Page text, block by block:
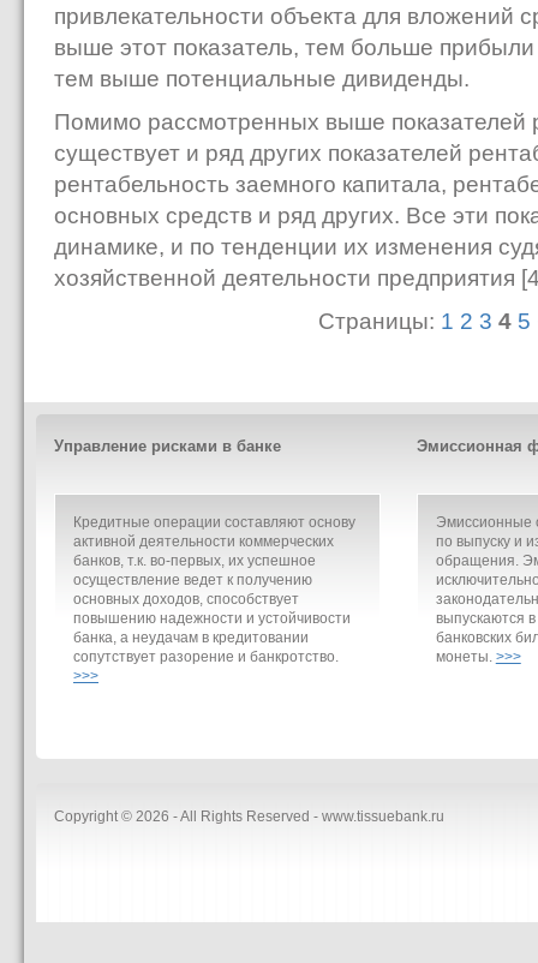
привлекательности объекта для вложений
выше этот показатель, тем больше
тем выше потенциальные дивиденды.
Помимо рассмотренных выше показателей
существует и ряд других показателей
рентабельность заемного капитала,
основных средств и ряд других. Все эти
динамике, и по тенденции их изменения
хозяйственной деятельности предприятия
Страницы: 1 2 3 4 5
Управление рисками в банке
Кредитные операции составляют основу
активной деятельности коммерческих
банков, т.к. во-первых, их успешное
осуществление ведет к получению
основных доходов, способствует
повышению надежности и устойчивости
банка, а неудачам в кредитовании
сопутствует разорение и банкротство.
>>>
Эмиссионная
Эмиссионные
по выпуску и
обращения.
выпускаются
банковских
монеты. >>>
Copyright © 2026 - All Rights Reserved - www.tissuebank.ru